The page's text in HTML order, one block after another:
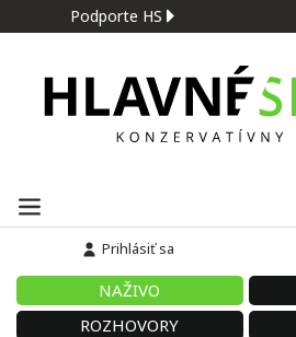
Podporte HS
Prihlásiť sa
NAŽIVO
ROZHOVORY